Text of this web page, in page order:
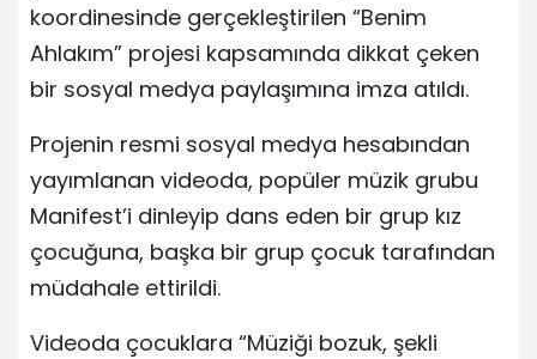
koordinesinde gerçekleştirilen “Benim
Ahlakım” projesi kapsamında dikkat çeken
bir sosyal medya paylaşımına imza atıldı.
Projenin resmi sosyal medya hesabından
yayımlanan videoda, popüler müzik grubu
Manifest’i dinleyip dans eden bir grup kız
çocuğuna, başka bir grup çocuk tarafından
müdahale ettirildi.
Videoda çocuklara “Müziği bozuk, şekli